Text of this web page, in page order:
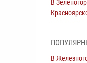
В
провели
В
В